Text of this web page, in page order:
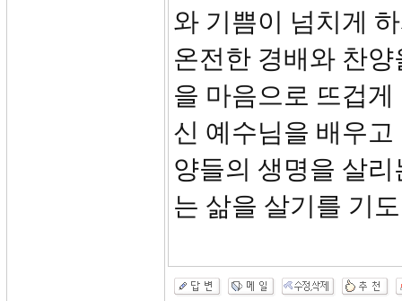
와 기쁨이 넘치게
온전한 경배와 찬
을 마음으로 뜨겁
신 예수님을 배우
양들의 생명을 살
는 삶을 살기를 기